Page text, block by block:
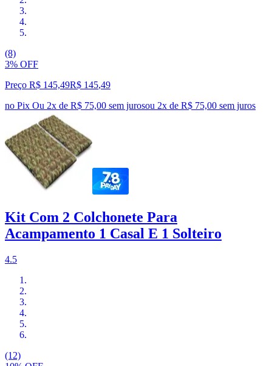
(8)
3% OFF
Preço R$ 145,49R$ 145,49
no Pix Ou 2x de R$ 75,00 sem jurosou 2x de R$ 75,00 sem juros
Kit Com 2 Colchonete Para
Acampamento 1 Casal E 1 Solteiro
4.5
(12)